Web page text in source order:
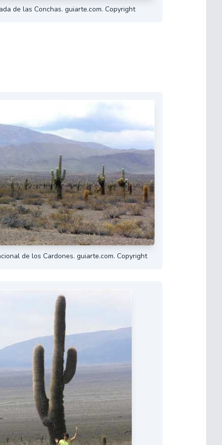
de las Conchas. guiarte.com. Copyright
de los Cardones. guiarte.com. Copyright